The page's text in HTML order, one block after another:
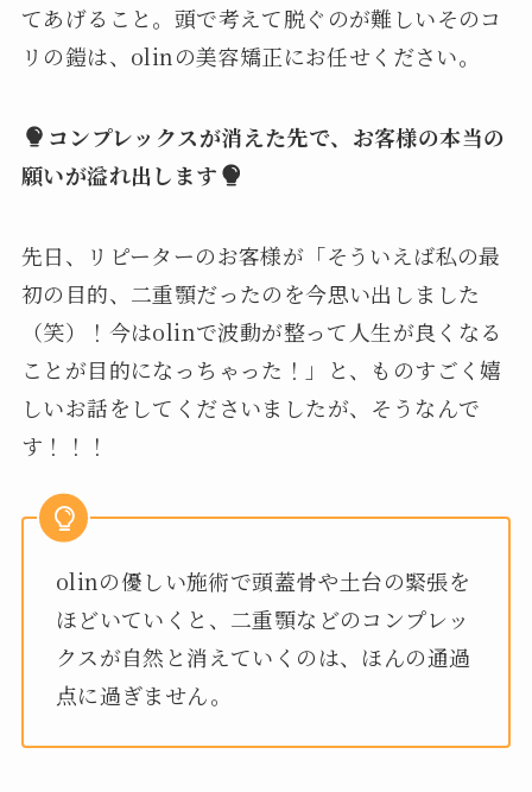
てあげること。頭で考えて脱ぐのが難しいそのコ
リの鎧は、olinの美容矯正にお任せください。
コンプレックスが消えた先で、お客様の本当の
願いが溢れ出します
先日、リピーターのお客様が「そういえば私の最
初の目的、二重顎だったのを今思い出しました
（笑）！今はolinで波動が整って人生が良くなる
ことが目的になっちゃった！」と、ものすごく嬉
しいお話をしてくださいましたが、そうなんで
す！！！
olinの優しい施術で頭蓋骨や土台の緊張を
ほどいていくと、二重顎などのコンプレッ
クスが自然と消えていくのは、ほんの通過
点に過ぎません。